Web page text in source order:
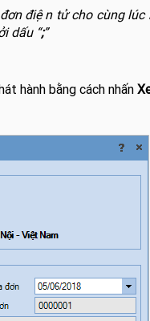
điện tử cho cùng
dấu “;”
hành bằng cách nhấn